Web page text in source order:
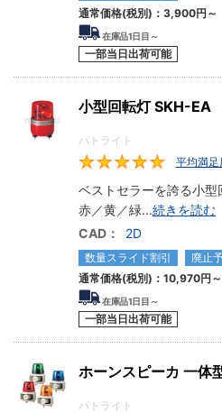
通常価格(税別)： 3,900円 ～
在庫品1日目～
一部当日出荷可能
小型回転灯 SKH-EA
パトライト
平均満足
ベストセラーを誇る小
赤／黄／緑...続きを読む
CAD：
2D
数量スライド割引
廃止
通常価格(税別)： 10,970円 ～
在庫品1日目～
一部当日出荷可能
ホーンスピーカ 一体
パトライト